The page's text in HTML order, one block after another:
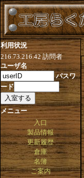
利用状況
216.73.216.42訪問者
ユーザ名
パスワ
ード
メニュー
入口
製品情報
更新履歴
倉庫
名簿
ご案内